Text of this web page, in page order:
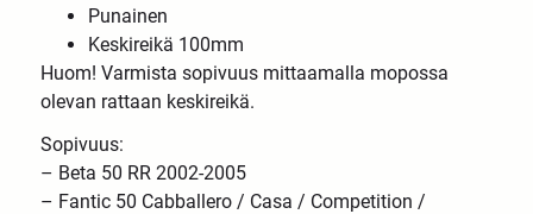
Punainen
Keskireikä 100mm
Huom! Varmista sopivuus mittaamalla mopossa
olevan rattaan keskireikä.
Sopivuus:
– Beta 50 RR 2002-2005
– Fantic 50 Cabballero / Casa / Competition /